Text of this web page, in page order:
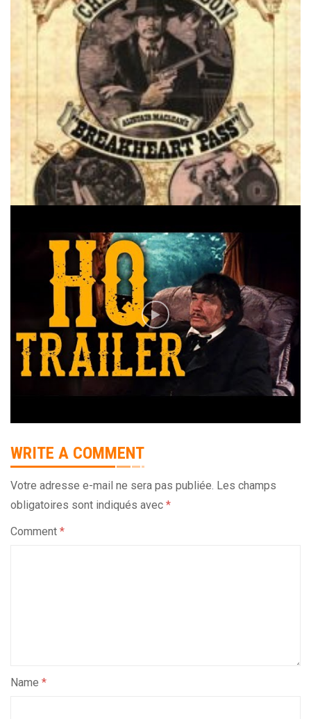
WRITE A COMMENT
Votre adresse e-mail ne sera pas publiée. Les champs
obligatoires sont indiqués avec *
Comment *
Name *